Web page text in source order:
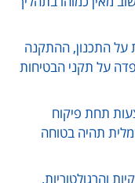
על התכנון, ההתקנה
על תקני הבטיחות
תחת פיקוח
תהיה בטוחה
והרגולטוריות,